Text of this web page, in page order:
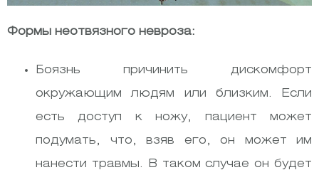
Формы неотвязного невроза:
Боязнь причинить дискомфорт
окружающим людям или близким. Если
есть доступ к ножу, пациент может
подумать, что, взяв его, он может им
нанести травмы. В таком случае он будет